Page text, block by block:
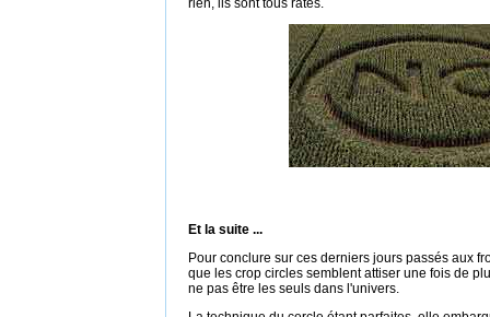
rien, ils sont tous ratés.
Et la suite ...
Pour conclure sur ces derniers jours passés aux
que les crop circles semblent attiser une fois de
ne pas être les seuls dans l'univers.